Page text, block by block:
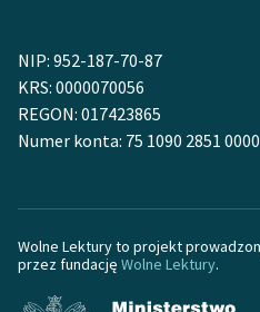
NIP: 952-187-70-87
KRS: 0000070056
REGON: 017423865
Numer konta: 75 1090 2851
Wolne Lektury to projekt
przez fundację Wolne Lektury.